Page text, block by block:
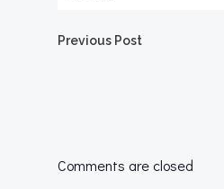
Post
Previous Post
Comments are closed